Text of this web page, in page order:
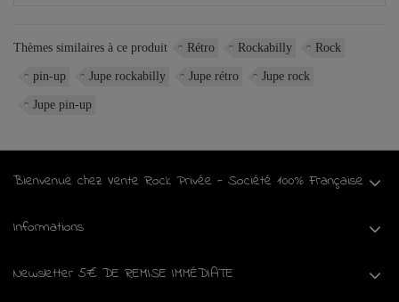
Thèmes similaires à ce produit Rétro Rockabilly Rock
pin-up Jupe rockabilly Jupe rétro Jupe rock
Jupe pin-up
Bienvenue chez Vente Rock Privée - Société 100% Française
Informations
Newsletter 5€ DE REMISE IMMÉDIATE